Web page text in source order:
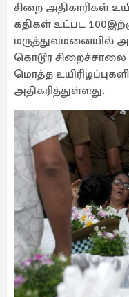
சிறை அதிகாரிகள்
கதிகள் உட்பட
மருத்துவமனையில்
கொடூர
மொத்த
அதிகரித்துள்ளது.